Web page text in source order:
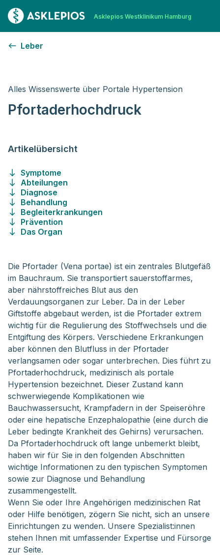
Zur Startseite
Asklepios Westklinikum Hamburg
Leber
Alles Wissenswerte über Portale Hypertension
Pfortaderhochdruck
Artikelübersicht
Symptome
Abteilungen
Diagnose
Behandlung
Begleiterkrankungen
Prävention
Das Organ
Die Pfortader (Vena portae) ist ein zentrales Blutgefäß
im Bauchraum. Sie transportiert sauerstoffarmes,
aber nährstoffreiches Blut aus den
Verdauungsorganen zur Leber. Da in der Leber
Giftstoffe abgebaut werden, ist die Pfortader extrem
wichtig für die Regulierung des Stoffwechsels und die
Entgiftung des Körpers. Verschiedene Erkrankungen
aber können den Blutfluss in der Pfortader
verlangsamen oder sogar unterbrechen. Dies führt zu
Pfortaderhochdruck, medizinisch als portale
Hypertension bezeichnet. Dieser Zustand kann
schwerwiegende Komplikationen wie
Bauchwassersucht, Krampfadern in der Speiseröhre
oder eine hepatische Enzephalopathie (eine durch die
Leber bedingte Krankheit des Gehirns) verursachen.
Da Pfortaderhochdruck oft lange unbemerkt bleibt,
haben wir für Sie in den folgenden Abschnitten
wichtige Informationen zu den typischen Symptomen
sowie zur Diagnose und Behandlung
zusammengestellt.
Wenn Sie oder Ihre Angehörigen medizinischen Rat
oder Hilfe benötigen, zögern Sie nicht, sich an unsere
Einrichtungen zu wenden. Unsere Spezialist:innen
stehen Ihnen mit umfassender Expertise und Fürsorge
zur Seite.